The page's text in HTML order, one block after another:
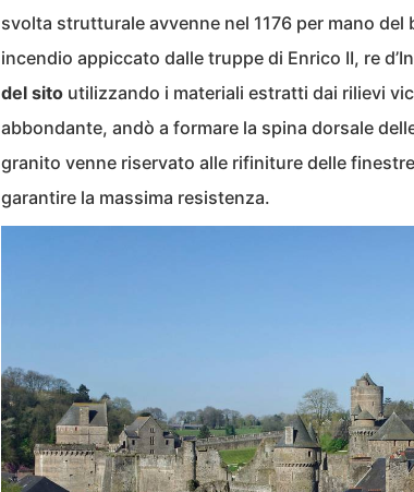
svolta strutturale avvenne nel 1176 per mano del
incendio appiccato dalle truppe di Enrico II, re
del sito utilizzando i materiali estratti dai rilievi
abbondante, andò a formare la spina dorsale
granito venne riservato alle rifiniture delle
garantire la massima resistenza.